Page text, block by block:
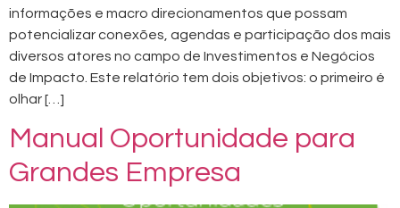
informações e macro direcionamentos que possam
potencializar conexões, agendas e participação dos mais
diversos atores no campo de Investimentos e Negócios
de Impacto. Este relatório tem dois objetivos: o primeiro é
olhar […]
Manual Oportunidade para
Grandes Empresa